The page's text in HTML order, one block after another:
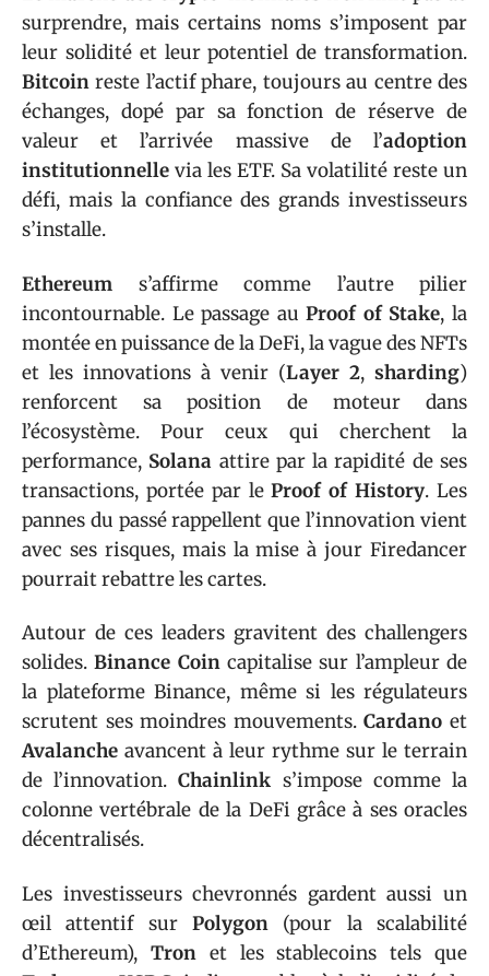
surprendre, mais certains noms s’imposent par
leur solidité et leur potentiel de transformation.
Bitcoin reste l’actif phare, toujours au centre des
échanges, dopé par sa fonction de réserve de
valeur et l’arrivée massive de l’adoption
institutionnelle via les ETF. Sa volatilité reste un
défi, mais la confiance des grands investisseurs
s’installe.
Ethereum s’affirme comme l’autre pilier
incontournable. Le passage auProof of Stake, la
montée en puissance de la DeFi, la vague des NFTs
et les innovations à venir (Layer 2, sharding)
renforcent sa position de moteur dans
l’écosystème. Pour ceux qui cherchent la
performance, Solana attire par la rapidité de ses
transactions, portée par leProof of History. Les
pannes du passé rappellent que l’innovation vient
avec ses risques, mais la mise à jour Firedancer
pourrait rebattre les cartes.
Autour de ces leaders gravitent des challengers
solides.Binance Coincapitalise sur l’ampleur de
la plateforme Binance, même si les régulateurs
scrutent ses moindres mouvements.Cardano et
Avalanche avancent à leur rythme sur le terrain
de l’innovation.Chainlink s’impose comme la
colonne vertébrale de la DeFi grâce à ses oracles
décentralisés.
Les investisseurs chevronnés gardent aussi un
œil attentif sur Polygon (pour la scalabilité
d’Ethereum), Tronet les stablecoins tels que